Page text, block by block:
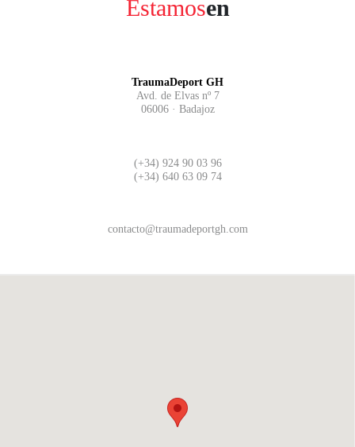
Estamosen
TraumaDeport GH
Avd. de Elvas nº 7
06006 · Badajoz
(+34) 924 90 03 96
(+34) 640 63 09 74
contacto@traumadeportgh.com